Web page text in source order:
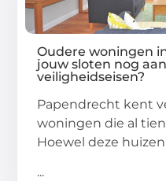
Oudere woningen
jouw sloten nog
veiligheidseisen?
Papendrecht kent
woningen die al
Hoewel deze
...